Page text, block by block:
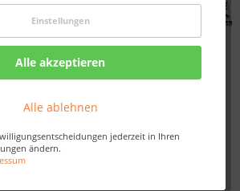
Einstellungen
Alle akzeptieren
Alle ablehnen
jederzeit in Ihren
ändern.